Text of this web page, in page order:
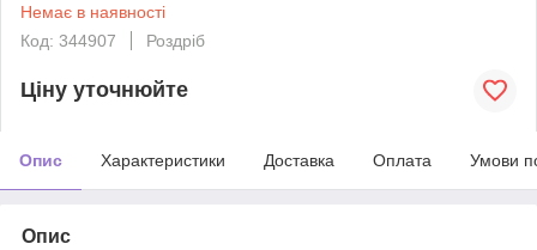
Немає в наявності
Код: 344907
Роздріб
Ціну уточнюйте
Опис Характеристики Доставка Оплата Умови
Опис